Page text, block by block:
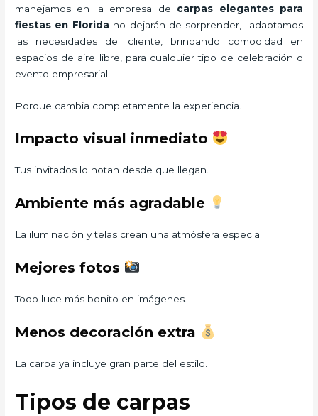
manejamos en la empresa de carpas elegantes para
fiestas en Florida no dejarán de sorprender, adaptamos
las necesidades del cliente, brindando comodidad en
espacios de aire libre, para cualquier tipo de celebración o
evento empresarial.
Porque cambia completamente la experiencia.
Impacto visual inmediato
Tus invitados lo notan desde que llegan.
Ambiente más agradable
La iluminación y telas crean una atmósfera especial.
Mejores fotos
Todo luce más bonito en imágenes.
Menos decoración extra
La carpa ya incluye gran parte del estilo.
Tipos de carpas